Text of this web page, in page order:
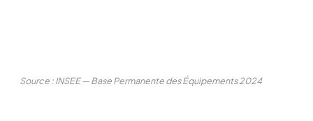
Source : INSEE — Base Permanente des Équipements 2024